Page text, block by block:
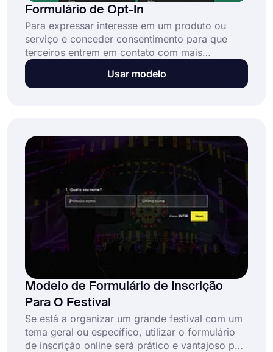
Formulário de Opt-In
Para expressar interesse em um produto ou
serviço e conceder consentimento para que
terceiros entrem em contato com mais
informações, os usuários da web devem usar o
modelo de formulário de opt-in. Você pode
in online gratuito permite que você:
Usar modelo
Modelo de Formulário de Inscrição
Para O Festival
Se está a organizar um grande festival com um
tema geral ou específico, utilizar o formulário
de inscrição online será prático e vantajoso por